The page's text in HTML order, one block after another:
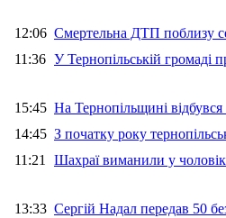
12:06 Смертельна ДТП поблизу
11:36 У Тернопільській громаді
15:45 На Тернопільщині
14:45 З початку року
11:21 Шахраї виманили у
13:33 Сергій Надал передав 50